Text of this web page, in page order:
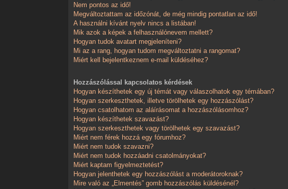
Nem pontos az idő!
Megváltoztattam az időzónát, de még mindig pontatlan az idő!
A használni kívánt nyelv nincs a listában!
Mik azok a képek a felhasználónevem mellett?
Hogyan tudok avatart megjeleníteni?
Mi az a rang, hogyan tudom megváltoztatni a rangomat?
Miért kell bejelentkeznem e-mail küldéséhez?
Hozzászólással kapcsolatos kérdések
Hogyan készíthetek egy új témát vagy válaszolhatok egy témában?
Hogyan szerkeszthetek, illetve törölhetek egy hozzászólást?
Hogyan csatolhatom az aláírásomat a hozzászólásomhoz?
Hogyan készíthetek szavazást?
Hogyan szerkeszthetek vagy törölhetek egy szavazást?
Miért nem férek hozzá egy fórumhoz?
Miért nem tudok szavazni?
Miért nem tudok hozzáadni csatolmányokat?
Miért kaptam figyelmeztetést?
Hogyan jelenthetek egy hozzászólást a moderátoroknak?
Mire való az „Elmentés” gomb hozzászólás küldésénél?